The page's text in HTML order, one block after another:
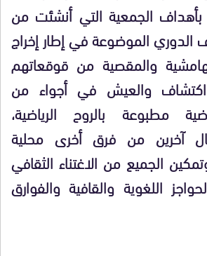
الجمعية التي أنشئت من
الدوري الموضوعة في إطار إخراج
والمقصية من قوقعاتهم
والعيش في أجواء من
مطبوعة بالروح الرياضية،
آخرين من فرق أخرى محلية
الجميع من الاغتناء الثقافي
اللغوية والقافية والفوارق